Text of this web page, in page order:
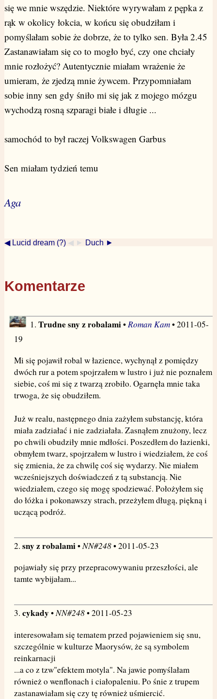
się we mnie wszędzie. Niektóre wyrywałam z pępka z
rąk w okolicy łokcia, w końcu się obudziłam i
pomyślałam sobie że dobrze, że to tylko sen. Była 2.45
Zastanawiałam się co to mogło być, czy one chciały
mnie rozłożyć? Autentycznie miałam wrażenie że
umieram, że zjedzą mnie żywcem. Przypomniałam
sobie inny sen gdy śniło mi się jak z mojego mózgu
wychodzą rosną szparagi białe i długie ...
samochód to był raczej Volkswagen Garbus
Sen miałam tydzień temu
Aga
◀ Lucid dream (?) ◀ ► Duch ►
Komentarze
1. Trudne sny z robalami•Roman Kam• 2011-05-
19
Mi się pojawił robal w łazience, wychynął z pomiędzy
dwóch rur a potem spojrzałem w lustro i już nie poznałem
siebie, coś mi się z twarzą zrobiło. Ogarnęła mnie taka
trwoga, że się obudziłem.
Już w realu, następnego dnia zażyłem substancję, która
miała zadziałać i nie zadziałała. Zasnąłem znużony, lecz
po chwili obudziły mnie mdłości. Poszedłem do łazienki,
obmyłem twarz, spojrzałem w lustro i wiedziałem, że coś
się zmienia, że za chwilę coś się wydarzy. Nie miałem
wcześniejszych doświadczeń z tą substancją. Nie
wiedziałem, czego się mogę spodziewać. Położyłem się
do łóżka i pokonawszy strach, przeżyłem długą, piękną i
uczącą podróż.
2. sny z robalami•NN#248• 2011-05-23
pojawiały się przy przepracowywaniu przeszłości, ale
tamte wybijałam...
3. cykady•NN#248• 2011-05-23
interesowałam się tematem przed pojawieniem się snu,
szczególnie w kulturze Maorysów, że są symbolem
reinkarnacji
...a co z tzw"efektem motyla". Na jawie pomyślałam
również o wenflonach i ciałopaleniu. Po śnie z trupem
zastanawiałam się czy tę również uśmiercić.